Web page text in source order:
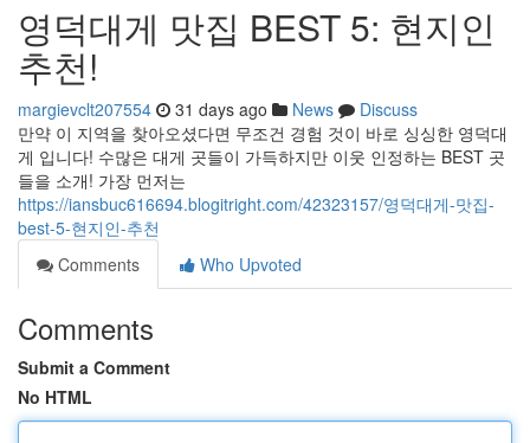
영덕대게 맛집 BEST 5: 현지인
추천!
margievclt207554 31 days ago News
Discuss
만약 이 지역을 찾아오셨다면 무조건 경험 것이 바로 싱싱한 영덕대
게 입니다! 수많은 대게 곳들이 가득하지만 이웃 인정하는 BEST 곳
들을 소개! 가장 먼저는
https://iansbuc616694.blogitright.com/42323157/영덕대게-맛집-
best-5-현지인-추천
Comments
Who Upvoted
Comments
Submit a Comment
No HTML